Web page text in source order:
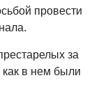
провести
за
как в нем были